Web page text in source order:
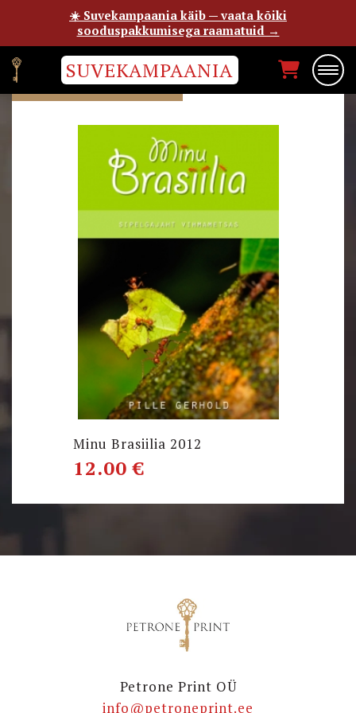
SUVEKAMPAANIA
PILLE GERHOLD
Minu Brasiilia 2012
12.00€
Petrone Print OÜ
info@petroneprint.ee
☀️ Suvekampaania käib — vaata kõiki
sooduspakkumisega raamatuid →